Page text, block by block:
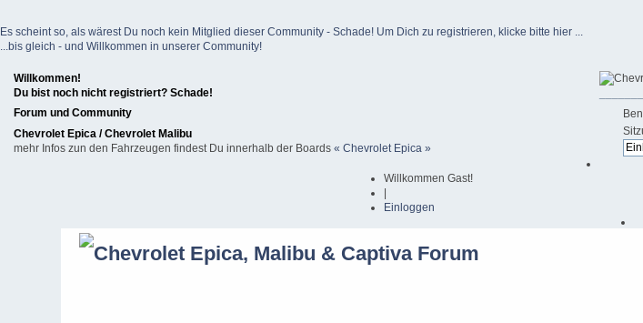
Es scheint so, als wärest Du noch kein Mitglied dieser Community - Schade! Um Dich zu registrieren, klicke bitte hier ...
...bis gleich - und Willkommen in unserer Community!
Willkommen!
Du bist noch nicht registriert? Schade!
Forum und Community
Chevrolet Epica / Chevrolet Malibu
mehr Infos zun den Fahrzeugen findest Du innerhalb der Boards « Chevrolet Epica »
Willkommen Gast!
Einloggen